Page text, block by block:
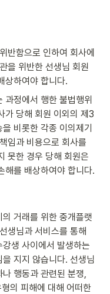
을 위반한 선생님 회원
상하여야 합니다.
가 당해 회원 이외의 제3
비롯한 각종 이의제기
임과 비용으로 회사를
못한 경우 당해 회원은
해를 배상하여야 합니다.
거래를 위한 중개플랫
생님과 서비스를 통해
생 사이에서 발생하는
지지 않습니다. 선생님
행동과 관련된 분쟁,
의 피해에 대해 어떠한